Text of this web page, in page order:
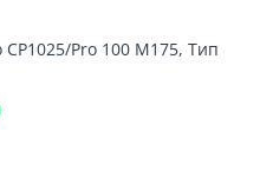
CP1025/Pro 100 M175, Тип